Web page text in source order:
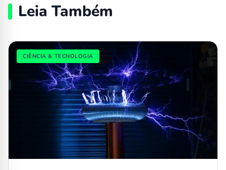
Leia Também
CIÊNCIA & TECNOLOGIA